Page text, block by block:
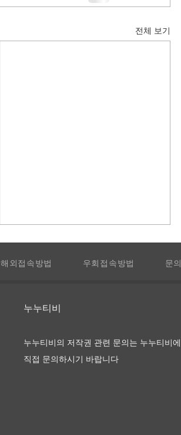
전체 보기
그대 이름은 장미 다시보기 및
정보
해외접속방법 우회접속방법 문의
​누누티비
누누티비의 저작권 관련 문의는 누누티비에
직접 문의하시기 바랍니다